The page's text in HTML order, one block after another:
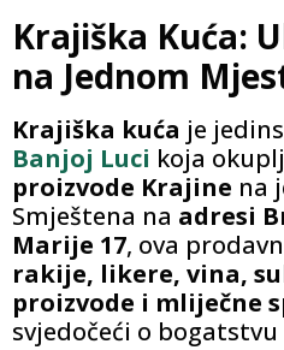
Krajiška Kuća:
na Jednom
Krajiška kuća je
Banjoj Luci koja
proizvode Krajine na
Smještena na adresi
Marije 17, ova
rakije, likere, vina,
proizvode i mliječne
svjedočeći o